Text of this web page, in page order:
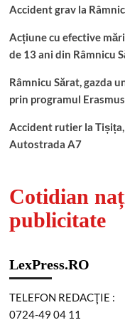
Accident grav la
Acțiune cu efective
de 13 ani din Râmnicu
Râmnicu Sărat, gazda
prin programul
Accident rutier la
Autostrada A7
Cotidian
publicitate
LexPress.RO
TELEFON REDACŢIE :
0724-49 04 11